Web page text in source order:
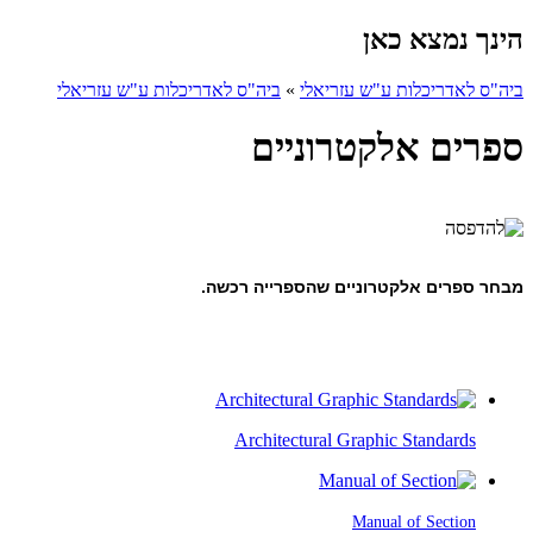
הינך נמצא כאן
ביה"ס לאדריכלות ע"ש עזריאלי » ביה"ס לאדריכלות ע"ש עזריאלי
ספרים אלקטרוניים
מבחר ספרים אלקטרוניים שהספרייה רכשה.
Architectural Graphic Standards
Manual of Section